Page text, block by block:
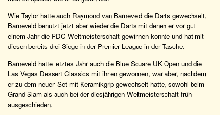
Wie Taylor hatte auch Raymond van Barneveld die Darts gewechselt,
Barneveld benutzt jetzt aber wieder die Darts mit denen er vor gut
einem Jahr die PDC Weltmeisterschaft gewinnen konnte und hat mit
diesen bereits drei Siege in der Premier League in der Tasche.
Barneveld hatte letztes Jahr auch die Blue Square UK Open und die
Las Vegas Dessert Classics mit ihnen gewonnen, war aber, nachdem
er zu dem neuen Set mit Keramikgrip gewechselt hatte, sowohl beim
Grand Slam als auch bei der diesjährigen Weltmeisterschaft früh
ausgeschieden.